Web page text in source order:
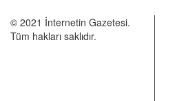
© 2021 İnternetin Gazetesi.
Tüm hakları saklıdır.